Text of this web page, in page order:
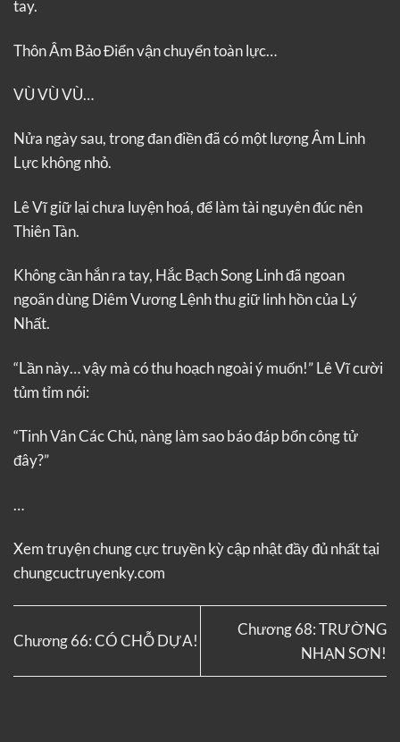
tay.
Thôn Âm Bảo Điển vận chuyển toàn lực…
VÙ VÙ VÙ…
Nửa ngày sau, trong đan điền đã có một lượng Âm Linh
Lực không nhỏ.
Lê Vĩ giữ lại chưa luyện hoá, để làm tài nguyên đúc nên
Thiên Tàn.
Không cần hắn ra tay, Hắc Bạch Song Linh đã ngoan
ngoãn dùng Diêm Vương Lệnh thu giữ linh hồn của Lý
Nhất.
“Lần này… vậy mà có thu hoạch ngoài ý muốn!” Lê Vĩ cười
tủm tỉm nói:
“Tinh Vân Các Chủ, nàng làm sao báo đáp bổn công tử
đây?”
…
Xem truyệnchung cực truyền kỳcập nhật đầy đủ nhất tại
chungcuctruyenky.com
Chương 66: CÓ CHỖ DỰA!
Chương 68: TRƯỜNG
NHẠN SƠN!